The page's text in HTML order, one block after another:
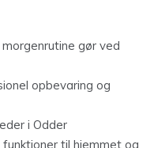
gør ved
opbevaring og
i Odder
til hjemmet og